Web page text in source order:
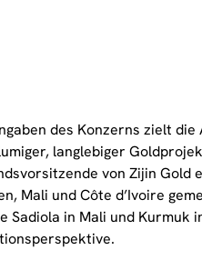
des Konzerns zielt
langlebiger
von Zijin Gold
Mali und Côte d’Ivoire
Sadiola in Mali und Kurmuk